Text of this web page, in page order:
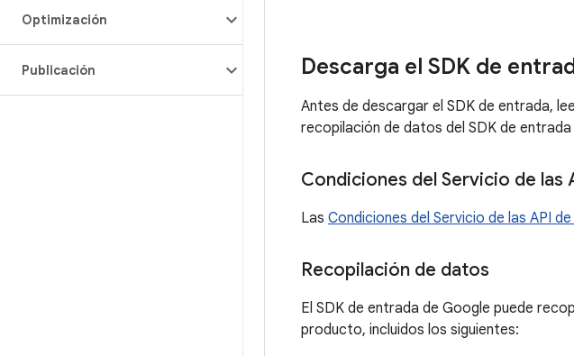
Optimización
Publicación Descarga el SDK de
Antes de descargar el SDK de entrada,
recopilación de datos del SDK de
Condiciones del Servicio de las
Las Condiciones del Servicio de las API
Recopilación de datos
El SDK de entrada de Google puede
producto, incluidos los siguientes: